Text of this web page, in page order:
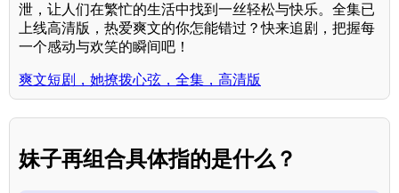
泄，让人们在繁忙的生活中找到一丝轻松与快乐。全集已
上线高清版，热爱爽文的你怎能错过？快来追剧，把握每
一个感动与欢笑的瞬间吧！
爽文短剧，她撩拨心弦，全集，高清版
妹子再组合具体指的是什么？